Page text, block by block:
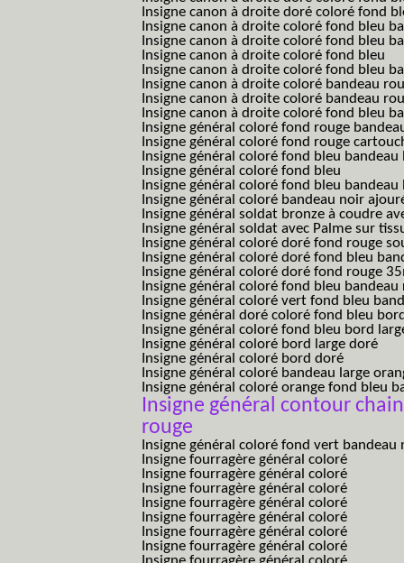
Insigne canon à droite doré coloré fond
Insigne canon à droite coloré fond bleu
Insigne canon à droite coloré fond bleu
Insigne canon à droite coloré fond bleu
Insigne canon à droite coloré fond bleu
Insigne canon à droite coloré bandeau
Insigne canon à droite coloré bandeau
Insigne canon à droite coloré fond bleu
Insigne général coloré fond rouge
Insigne général coloré fond rouge
Insigne général coloré fond bleu bandeau
Insigne général coloré fond bleu
Insigne général coloré fond bleu bandeau
Insigne général coloré bandeau noir
Insigne général soldat bronze à coudre
Insigne général soldat avec Palme sur
Insigne général coloré doré fond rouge
Insigne général coloré doré fond bleu
Insigne général coloré doré fond rouge
Insigne général coloré fond bleu
Insigne général coloré vert fond bleu
Insigne général doré coloré fond bleu
Insigne général coloré fond bleu bord
Insigne général coloré bord large doré
Insigne général coloré bord doré
Insigne général coloré bandeau large
Insigne général coloré orange fond bleu
Insigne général contour
rouge
Insigne général coloré fond vert bandeau
Insigne fourragère général coloré
Insigne fourragère général coloré
Insigne fourragère général coloré
Insigne fourragère général coloré
Insigne fourragère général coloré
Insigne fourragère général coloré
Insigne fourragère général coloré